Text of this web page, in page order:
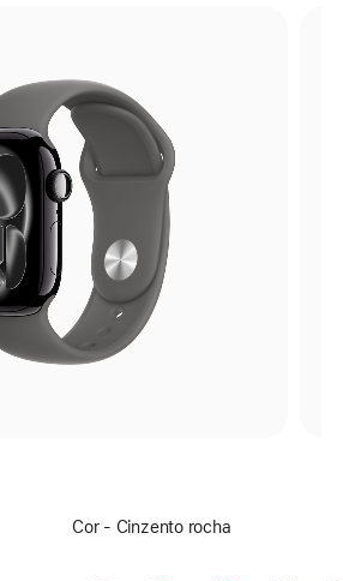
Escolha
Cor - Cinzento rocha